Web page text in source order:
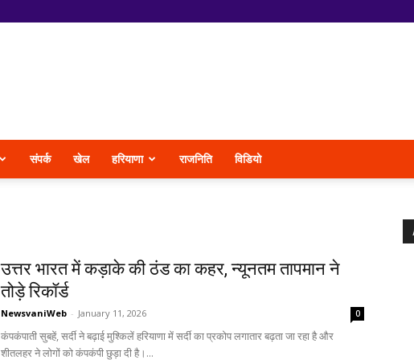
संपर्क खेल हरियाणा राजनिति विडियो
उत्तर भारत में कड़ाके की ठंड का कहर, न्यूनतम तापमान ने
तोड़े रिकॉर्ड
NewsvaniWeb - January 11, 2026 0
कंपकंपाती सुबहें, सर्दी ने बढ़ाई मुश्किलें हरियाणा में सर्दी का प्रकोप लगातार बढ़ता जा रहा है और
शीतलहर ने लोगों को कंपकंपी छुड़ा दी है।...